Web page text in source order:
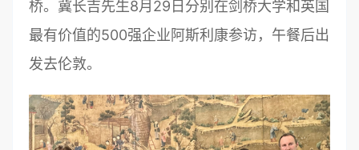
桥。冀长吉先生8月29日分别在剑桥大学和英国
最有价值的500强企业阿斯利康参访，午餐后出
发去伦敦。